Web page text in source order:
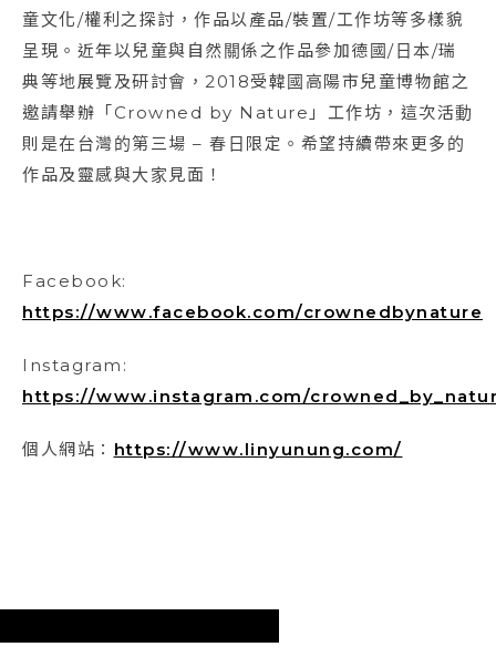
童文化/權利之探討，作品以產品/裝置/工作坊等多樣貌
呈現。近年以兒童與自然關係之作品參加德國/日本/瑞
典等地展覽及研討會，2018受韓國高陽市兒童博物館之
邀請舉辦「Crowned by Nature」工作坊，這次活動
則是在台灣的第三場 – 春日限定。希望持續帶來更多的
作品及靈感與大家見面！
Facebook:
https://www.facebook.com/crownedbynature
Instagram:
https://www.instagram.com/
個人網站： https://www.linyunung.com/